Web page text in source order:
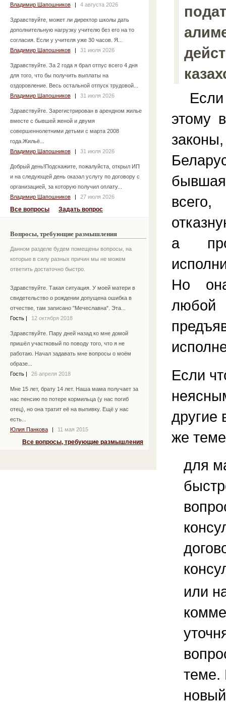
Владимир Шапошников
| 4 августа 2026
Здравствуйте, может ли директор школы дать
дополнительную нагрузку учителю без его на то
согласия. Если у учителя уже 30 часов. Я...
Владимир Шапошников
| 31 июля 2026
Здравствуйте. За 2 года я брал отпус всего 4 дня
для того, что бы получить выплаты на
оздоровление. Весь остальной отпуск трудовой...
Владимир Шапошников
| 31 июля 2026
Здравствуйте. Зарегистрирован в арендном жилье
вместе с бывшей женой и двумя
совершеннолетними детьми с марта 2008
года.Жильё...
Владимир Шапошников
| 31 июля 2026
Добрый день!Подскажите, пожалуйста, открыл ИП
и на следующей день оказал услугу по договору с
организацией, за которую получил оплату...
Владимир Шапошников
| 27 июля 2026
Все вопросы Задать вопрос
Вопросы, требующие размышления
Данном разделе будем помещены вопросы, на
которые в силу разных причин мы не можем
ответить достаточно быстро.
Здравствуйте. Такая ситуация. У моей матери в
свидетельство о рождении допущена ошибка в
отчестве, там записано "Мечеславна". Эта...
Гость
12 октября 2018
Здравствуйте. Пару дней назад ко мне домой
пришёл участковый по поводу того, что я не
работаю. Начал задавать мне вопросы о моём
образе...
Гость
26 апреля 2018
Мне 15 лет, брату 14 лет. Наша мама получает за
нас пенсию по потере кормильца (у нас погиб
отец), но она тратит её на выпивку. Ещё у нас
есть...
Юлия Панкова
11 мая 2015
Все вопросы, требующие размышления
Если
этому
а
Но
Если
другие
же
для
или
теме.